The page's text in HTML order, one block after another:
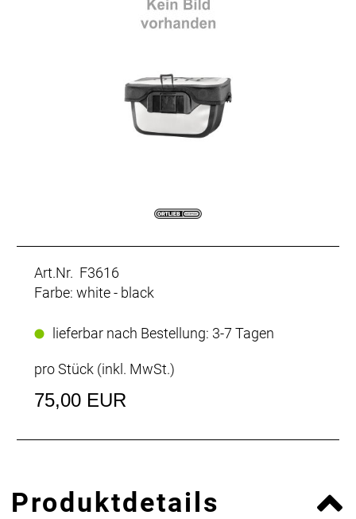
Art.Nr. F3616
Farbe: white - black
lieferbar nach Bestellung: 3-7 Tagen
pro Stück (inkl. MwSt.)
75,00 EUR
Produktdetails